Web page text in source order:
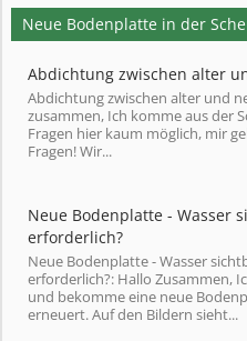
Neue Bodenplatte in der
Abdichtung zwischen alter
Abdichtung zwischen alter und
zusammen, Ich komme aus der
Fragen hier kaum möglich, mir
Fragen! Wir...
Neue Bodenplatte - Wasser
erforderlich?
Neue Bodenplatte - Wasser
erforderlich?: Hallo Zusammen,
und bekomme eine neue
erneuert. Auf den Bildern sieht...